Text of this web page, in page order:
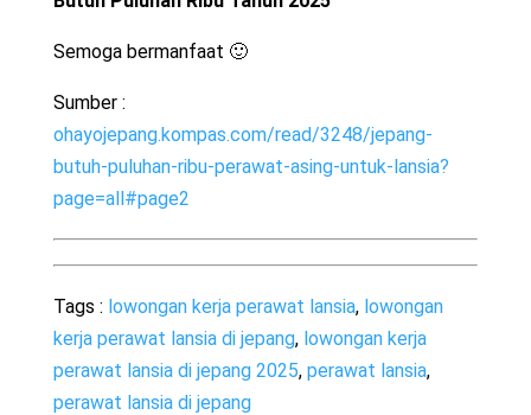
Semoga bermanfaat 🙂
Sumber :
ohayojepang.kompas.com/read/3248/jepang-
butuh-puluhan-ribu-perawat-asing-untuk-lansia?
page=all#page2
Tags : lowongan kerja perawat lansia, lowongan
kerja perawat lansia di jepang, lowongan kerja
perawat lansia di jepang 2025, perawat lansia,
perawat lansia di jepang